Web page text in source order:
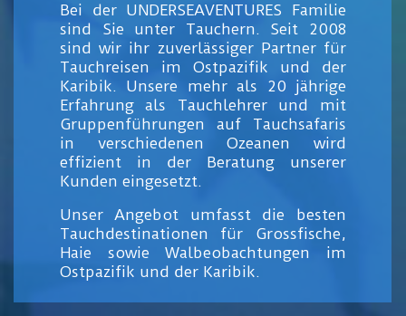
Bei der UNDERSEAVENTURES Familie
sind Sie unter Tauchern. Seit 2008
sind wir ihr zuverlässiger Partner für
Tauchreisen im Ostpazifik und der
Karibik. Unsere mehr als 20 jährige
Erfahrung als Tauchlehrer und mit
Gruppenführungen auf Tauchsafaris
in verschiedenen Ozeanen wird
effizient in der Beratung unserer
Kunden eingesetzt.
Unser Angebot umfasst die besten
Tauchdestinationen für Grossfische,
Haie sowie Walbeobachtungen im
Ostpazifik und der Karibik.